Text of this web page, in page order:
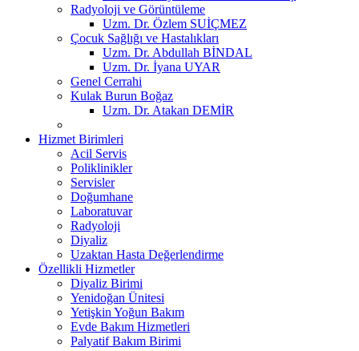
Radyoloji ve Görüntüleme
Uzm. Dr. Özlem SUİÇMEZ
Çocuk Sağlığı ve Hastalıkları
Uzm. Dr. Abdullah BİNDAL
Uzm. Dr. İyana UYAR
Genel Cerrahi
Kulak Burun Boğaz
Uzm. Dr. Atakan DEMİR
Hizmet Birimleri
Acil Servis
Poliklinikler
Servisler
Doğumhane
Laboratuvar
Radyoloji
Diyaliz
Uzaktan Hasta Değerlendirme
Özellikli Hizmetler
Diyaliz Birimi
Yenidoğan Ünitesi
Yetişkin Yoğun Bakım
Evde Bakım Hizmetleri
Palyatif Bakım Birimi